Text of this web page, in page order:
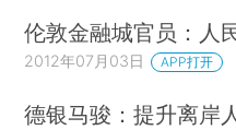
伦敦金融城官员：人
2012年07月03日 APP打开
德银马骏：提升离岸